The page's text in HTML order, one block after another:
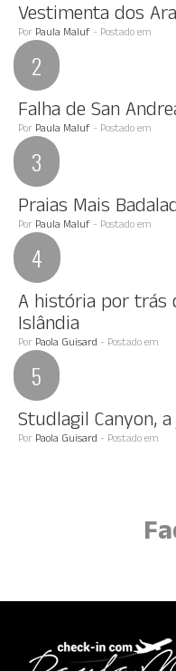
Vestimenta dos
Por Paula Maluf - Postado em
Falha de San
Por Paula Maluf - Postado em
Praias Mais
Por Paula Maluf - Postado em
A história por trás
Islândia
Por Paola Guisard - Postado em
Studlagil Canyon,
Por Paola Guisard - Postado em